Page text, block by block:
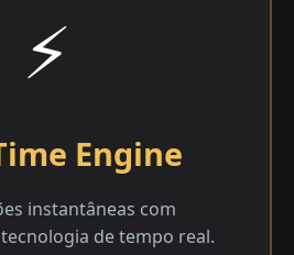
⚡
Engine
instantâneas com
de tempo real.